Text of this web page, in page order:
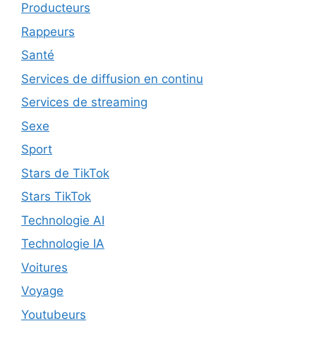
Producteurs
Rappeurs
Santé
Services de diffusion en continu
Services de streaming
Sexe
Sport
Stars de TikTok
Stars TikTok
Technologie AI
Technologie IA
Voitures
Voyage
Youtubeurs